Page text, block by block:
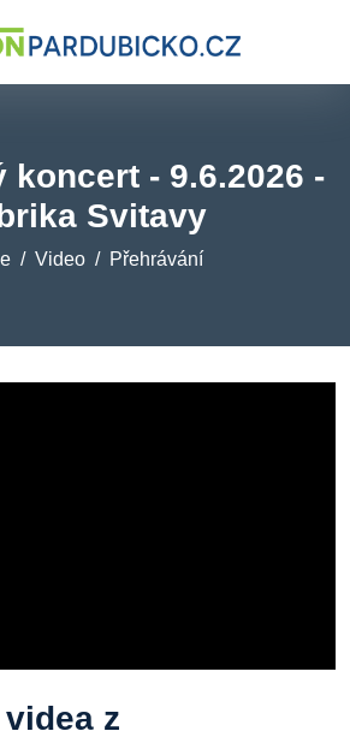
koncert - 9.6.2026 -
Svitavy
Video Přehrávání
z